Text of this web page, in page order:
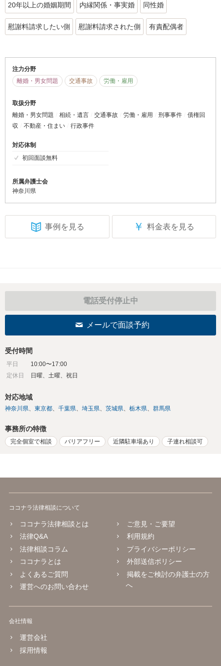
20年以上の婚姻期間 内縁関係・事実婚 同性婚
慰謝料請求したい側 慰謝料請求された側 有責配偶者
注力分野
離婚・男女問題
交通事故 労働・雇用
取扱分野
離婚・男女問題
相続・遺言 交通事故 労働・雇用 刑事事件
債権回
収
不動産・住まい 行政事件
対応体制
初回面談無料
所属弁護士会
神奈川県
事例を見る ￥ 料金表を見る
電話受付停止中
メールで面談予約
受付時間
平日
10:00〜17:00
定休日
日曜、土曜、祝日
対応地域
神奈川県 東京都 千葉県 埼玉県 茨城県 栃木県 群馬県
事務所の特徴
完全個室で相談 バリアフリー 近隣駐車場あり 子連れ相談可
ココナラ法律相談について
ココナラ法律相談とは
法律Q&A
法律相談コラム
ココナラとは
よくあるご質問
運営へのお問い合わせ
ご意見・ご要望
利用規約
プライバシーポリシー
外部送信ポリシー
掲載をご検討の弁護士の方
へ
会社情報
運営会社
採用情報